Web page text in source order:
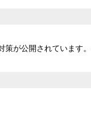
策が公開されています